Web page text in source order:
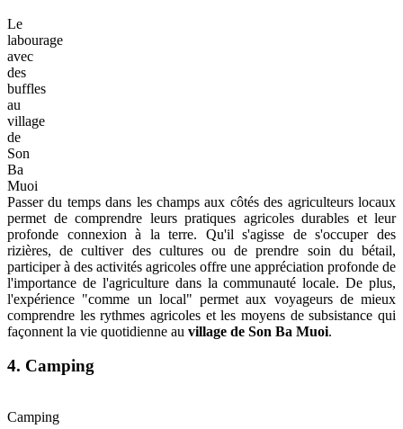
Le
labourage
avec
des
buffles
au
village
de
Son
Ba
Muoi
Passer du temps dans les champs aux côtés des agriculteurs locaux
permet de comprendre leurs pratiques agricoles durables et leur
profonde connexion à la terre. Qu'il s'agisse de s'occuper des
rizières, de cultiver des cultures ou de prendre soin du bétail,
participer à des activités agricoles offre une appréciation profonde de
l'importance de l'agriculture dans la communauté locale. De plus,
l'expérience "comme un local" permet aux voyageurs de mieux
comprendre les rythmes agricoles et les moyens de subsistance qui
façonnent la vie quotidienne au village de Son Ba Muoi.
4. Camping
Camping